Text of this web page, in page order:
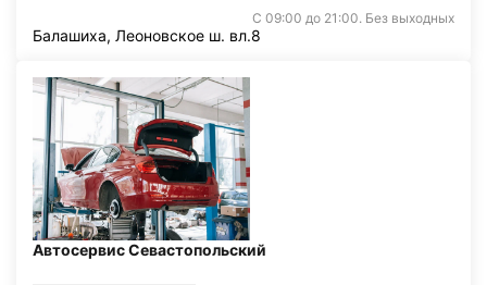
С 09:00 до 21:00. Без выходных
Балашиха, Леоновское ш. вл.8
Автосервис Севастопольский